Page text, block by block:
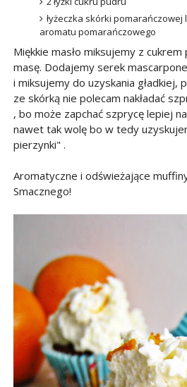
łyżeczka skórki pomarańczowej
aromatu pomarańczowego
Miękkie masło miksujemy z
masę. Dodajemy serek
i miksujemy do uzyskania gładkiej,
ze skórką nie polecam nakładać
, bo może zapchać szprycę lepiej
nawet tak wolę bo w tedy
pierzynki" .
Aromatyczne i odświeżające
Smacznego!